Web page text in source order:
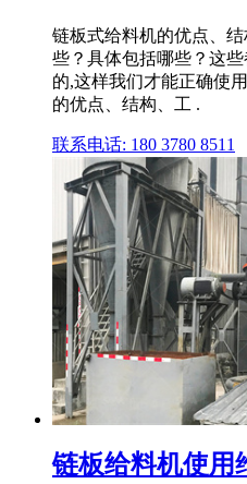
链板式给料机的优点、
些？具体包括哪些？这
的,这样我们才能正确使
的优点、结构、工 .
联系电话: 180 3780 8511
链板给料机使用